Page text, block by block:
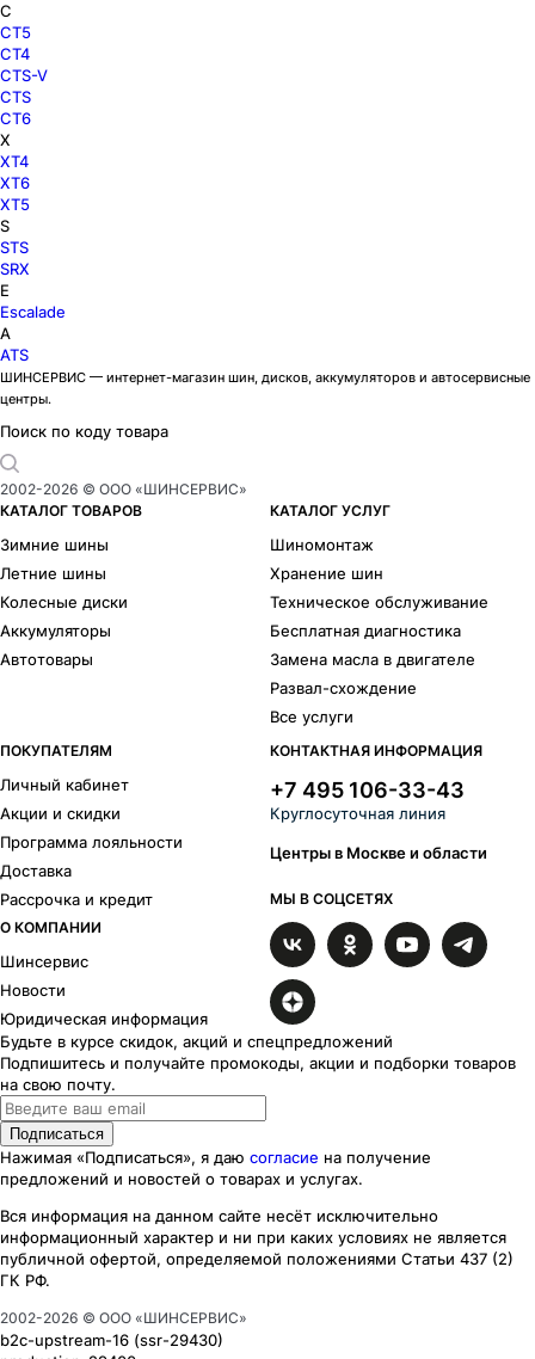
C
CT5
CT4
CTS-V
CTS
CT6
X
XT4
XT6
XT5
S
STS
SRX
E
Escalade
A
ATS
ШИНСЕРВИС — интернет-магазин шин, дисков, аккумуляторов и автосервисные
центры.
Поиск по коду товара
2002-2026 © ООО «ШИНСЕРВИС»
КАТАЛОГ ТОВАРОВ
Зимние шины
Летние шины
Колесные диски
Аккумуляторы
Автотовары
КАТАЛОГ УСЛУГ
Шиномонтаж
Хранение шин
Техническое обслуживание
Бесплатная диагностика
Замена масла в двигателе
Развал-схождение
Все услуги
ПОКУПАТЕЛЯМ
Личный кабинет
Акции и скидки
Программа лояльности
Доставка
Рассрочка и кредит
О КОМПАНИИ
Шинсервис
Новости
Юридическая информация
КОНТАКТНАЯ ИНФОРМАЦИЯ
+7 495 106-33-43
Круглосуточная линия
Центры в Москве и области
МЫ В СОЦСЕТЯХ
Будьте в курсе скидок, акций и спецпредложений
Подпишитесь и получайте промокоды, акции и подборки товаров
на свою почту.
Подписаться
Нажимая «Подписаться», я даю согласие на получение
предложений и новостей о товарах и услугах.
Вся информация на данном сайте несёт исключительно
информационный характер и ни при каких условиях не является
публичной офертой, определяемой положениями Статьи 437 (2)
ГК РФ.
2002-2026 © ООО «ШИНСЕРВИС»
b2c-upstream-16 (ssr-29430)